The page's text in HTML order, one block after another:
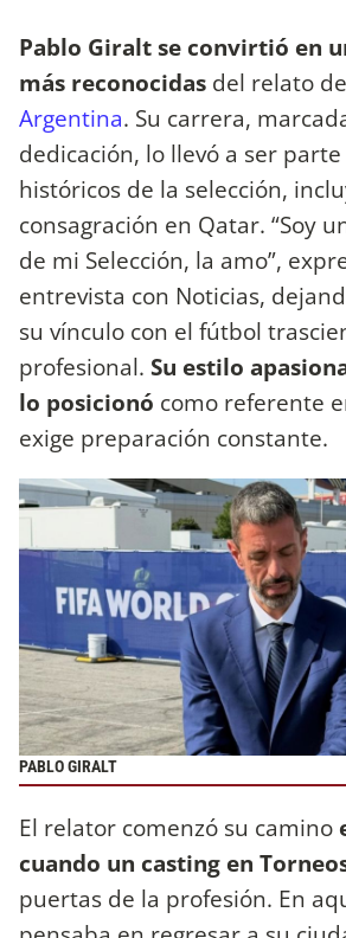
Pablo Giralt se convirtió en
más reconocidas del relato
Argentina. Su carrera,
dedicación, lo llevó a ser
históricos de la selección,
consagración en Qatar. “Soy
de mi Selección, la amo”,
entrevista con Noticias,
su vínculo con el fútbol
profesional. Su estilo
lo posicionó como referente
exige preparación constante.
PABLO GIRALT
El relator comenzó su camino
cuando un casting en
puertas de la profesión. En